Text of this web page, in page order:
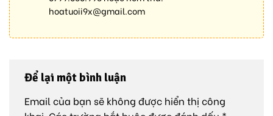
hoatuoii9x@gmail.com
Để lại một bình luận
Email của bạn sẽ không được hiển thị công